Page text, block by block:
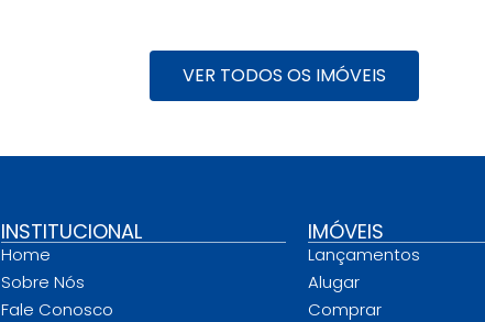
VER TODOS OS IMÓVEIS
INSTITUCIONAL
Home
Sobre Nós
Fale Conosco
IMÓVEIS
Lançamentos
Alugar
Comprar